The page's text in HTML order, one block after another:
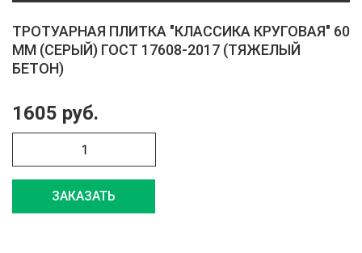
ТРОТУАРНАЯ ПЛИТКА "КЛАССИКА КРУГОВАЯ" 60
ММ (СЕРЫЙ) ГОСТ 17608-2017 (ТЯЖЕЛЫЙ
БЕТОН)
1605 руб.
ЗАКАЗАТЬ